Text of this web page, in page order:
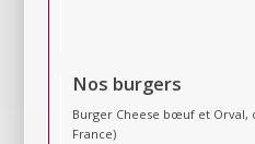
Nos burgers
Burger Cheese bœuf et Orval,
France)